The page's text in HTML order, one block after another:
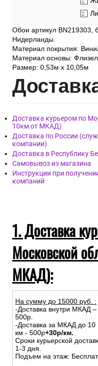
Обои артикул BN219303,
Нидерланды.
Материал покрытия:
Материал основы:
Размер: 0,53м x 10,05м
Дост
Доставка курьером по
10км от МКАД)
Доставка по России
компании)
Доставка в Республику
Самовывоз из магазина
Инструкции при
компаний
1. Доставка
Московской
МКАД):
На сумму до 15000 руб. :
-Доставка внутри МКАД –
500р.
-Доставка за МКАД до 10
км - 500р+30р/км.
Сроки курьерской
1-3 дня.
Подъем на этаж: